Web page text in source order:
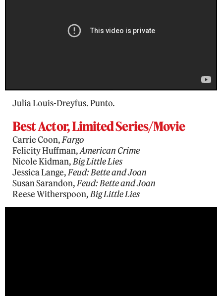
Julia Louis-Dreyfus. Punto.
Best Actor, Limited Series/Movie
Carrie Coon,Fargo
Felicity Huffman,American Crime
Nicole Kidman,Big Little Lies
Jessica Lange,Feud: Bette and Joan
Susan Sarandon,Feud: Bette and Joan
Reese Witherspoon,Big Little Lies